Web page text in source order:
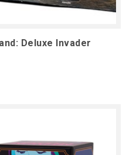
Deluxe Invader